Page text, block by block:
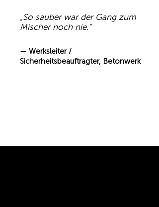
„So sauber war der Gang zum
Mischer noch nie.“
— Werksleiter /
Sicherheitsbeauftragter, Betonwerk